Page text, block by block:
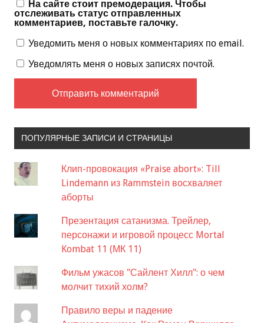
На сайте стоит премодерация. Чтобы
отслеживать статус отправленных
комментариев, поставьте галочку.
Уведомить меня о новых комментариях по email.
Уведомлять меня о новых записях почтой.
ПОПУЛЯРНЫЕ ЗАПИСИ И СТРАНИЦЫ
Клип-провокация «Praise abort»: Till
Lindemann из Rammstein восхваляет
аборты
Презентация сатанизма. Трейлер,
персонажи и игровой процесс Mortal
Kombat 11 (МК 11)
Фильм ужасов "Сайлент Хилл": о чем
молчит тихий холм?
Правило веры и падение